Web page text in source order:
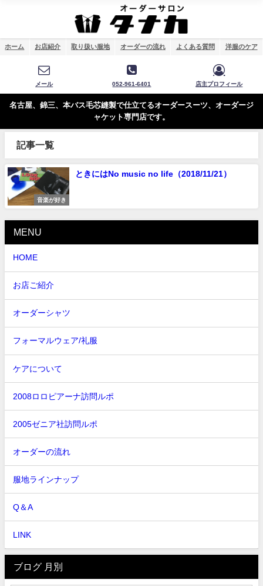
ホーム お店紹介 取り扱い服地 オーダーの流れ よくある質問 洋服のケア
メール 052-961-6401 店主プロフィール
名古屋、錦三、本バス毛芯縫製で仕立てるオーダースーツ、オーダージ
ャケット専門店です。
記事一覧
音楽が好き
ときにはNo music no life（2018/11/21）
MENU
HOME
お店ご紹介
オーダーシャツ
フォーマルウェア/礼服
ケアについて
2008ロロピアーナ訪問ルポ
2005ゼニア社訪問ルポ
オーダーの流れ
服地ラインナップ
Q＆A
LINK
ブログ 月別